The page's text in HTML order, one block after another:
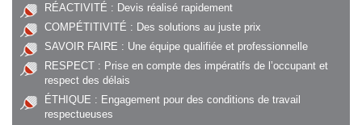
RÉACTIVITÉ : Devis réalisé rapidement
COMPÉTITIVITÉ : Des solutions au juste prix
SAVOIR FAIRE : Une équipe qualifiée et professionnelle
RESPECT : Prise en compte des impératifs de l’occupant et
respect des délais
ÉTHIQUE : Engagement pour des conditions de travail
respectueuses